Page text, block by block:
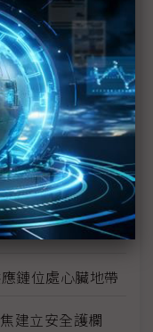
普外交口袋裡的
國晶片業可迎中
片恐非白宮願望
向美方秀科技肌
鏈位處心臟地帶
建立安全護欄